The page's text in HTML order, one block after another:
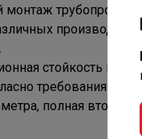
стойкость к
требованиям
полная